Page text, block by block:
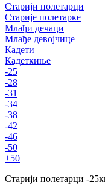
Старији полетарци
Старије полетарке
Млађи дечаци
Млађе девојчице
Кадети
Кадеткиње
-25
-28
-31
-34
-38
-42
-46
-50
+50
Старији полетарци -25